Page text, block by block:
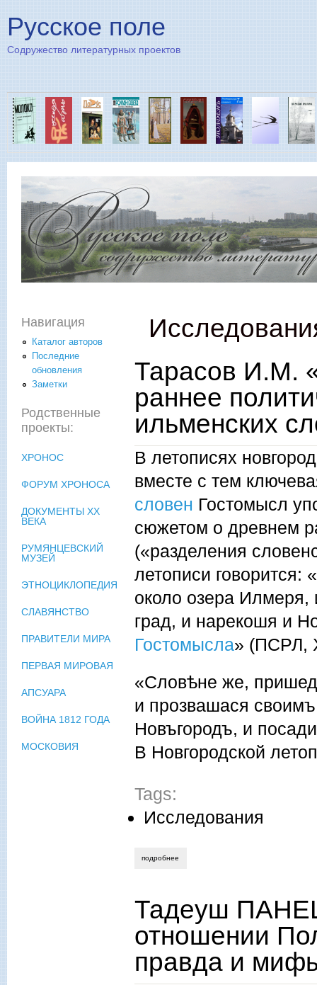
Русское поле
Содружество литературных проектов
Тарасов И.М.
раннее
ильменских
В летописях
вместе с тем
словен Гостомысл
сюжетом о древнем
(«разделения
летописи
около озера
град, и нарекошя и
Гостомысла» (ПСРЛ,
«Словѣне же,
и прозвашася
Новъгородъ, и
В Новгородской
Tags:
Исследования
подробнее
Тадеуш
отношении
правда и
Навигация
Каталог авторов
Последние
обновления
Заметки
Родственные
проекты:
ХРОНОС
ФОРУМ ХРОНОСА
ДОКУМЕНТЫ XX
ВЕКА
РУМЯНЦЕВСКИЙ
МУЗЕЙ
ЭТНОЦИКЛОПЕДИЯ
СЛАВЯНСТВО
ПРАВИТЕЛИ МИРА
ПЕРВАЯ МИРОВАЯ
АПСУАРА
ВОЙНА 1812 ГОДА
МОСКОВИЯ